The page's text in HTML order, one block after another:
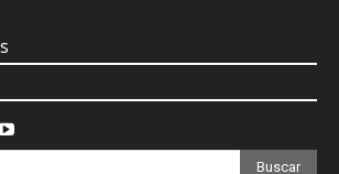
Buscar